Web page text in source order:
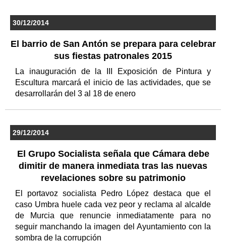
30/12/2014
El barrio de San Antón se prepara para celebrar
sus fiestas patronales 2015
La inauguración de la III Exposición de Pintura y
Escultura marcará el inicio de las actividades, que se
desarrollarán del 3 al 18 de enero
29/12/2014
El Grupo Socialista señala que Cámara debe
dimitir de manera inmediata tras las nuevas
revelaciones sobre su patrimonio
El portavoz socialista Pedro López destaca que el
caso Umbra huele cada vez peor y reclama al alcalde
de Murcia que renuncie inmediatamente para no
seguir manchando la imagen del Ayuntamiento con la
sombra de la corrupción